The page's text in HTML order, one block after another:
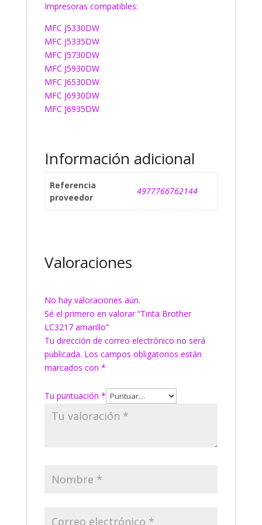
Impresoras compatibles:
MFC J5330DW
MFC J5335DW
MFC J5730DW
MFC J5930DW
MFC J6530DW
MFC J6930DW
MFC J6935DW
Información adicional
Referencia
proveedor
4977766762144
Valoraciones
No hay valoraciones aún.
Sé el primero en valorar “Tinta Brother
LC3217 amarillo”
Tu dirección de correo electrónico no será
publicada. Los campos obligatorios están
marcados con *
Tu puntuación *